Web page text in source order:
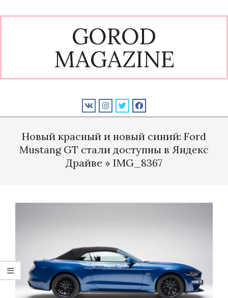
to
GOROD
MAGAZINE
NavigationНовый красный и новый синий: Ford
Mustang GT стали доступны в Яндекс
Драйве » IMG_8367